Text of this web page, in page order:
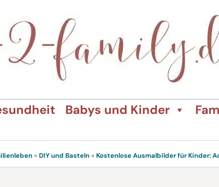
Babys und Kinder
» DIY und Basteln» Kostenlose Ausmalbilder für Kinder: